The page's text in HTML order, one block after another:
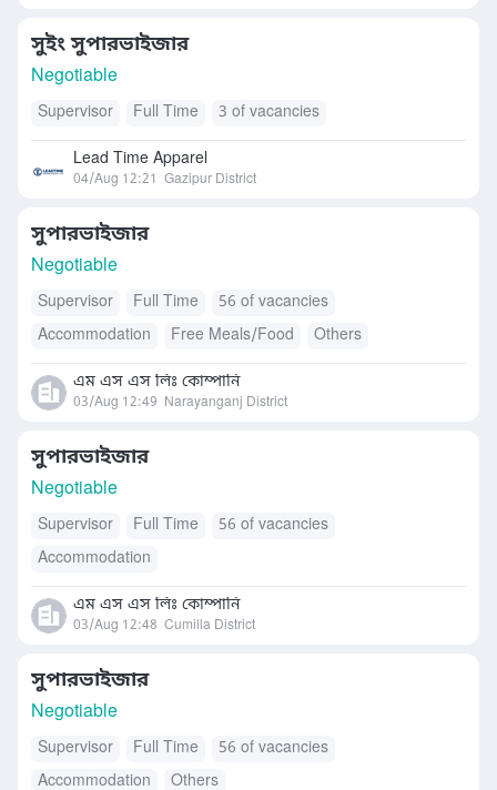
সুইং সুপারভাইজার
Negotiable
Supervisor Full Time 3 of vacancies
Lead Time Apparel
04/Aug 12:21 Gazipur District
সুপারভাইজার
Negotiable
Supervisor Full Time
56 of vacancies
Accommodation
Free Meals/Food Others
এম এস এস লিঃ কোম্পানি
03/Aug 12:49 Narayanganj District
সুপারভাইজার
Negotiable
Supervisor Full Time
56 of vacancies
Accommodation
এম এস এস লিঃ কোম্পানি
03/Aug 12:48 Cumilla District
সুপারভাইজার
Negotiable
Supervisor Full Time
56 of vacancies
Accommodation
Others